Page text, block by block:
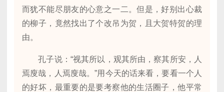
而犹不能尽朋友的心意之一二。但是，好别出心裁
的柳子，竟然找出了个改吊为贺，且大贺特贺的理
由。
孔子说：“视其所以，观其所由，察其所安，人
焉廋哉，人焉廋哉。”用今天的话来看，要看一个人
的好坏，最重要的是要考察他的生活圈子，他平常